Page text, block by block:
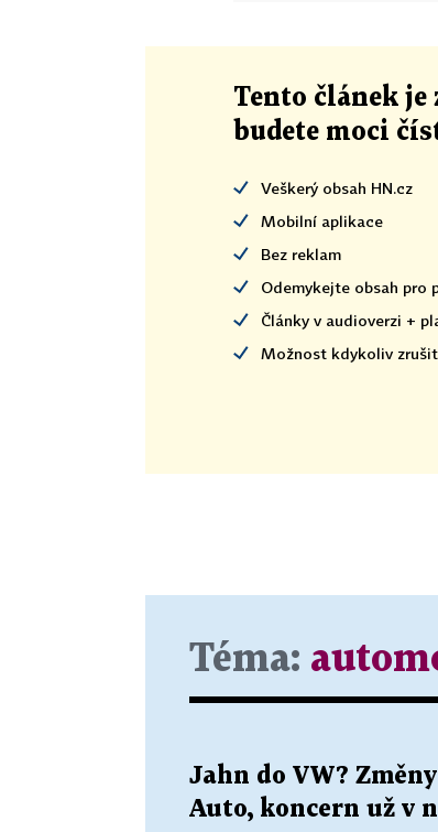
Tento článek je
budete moci
Veškerý obsah HN.cz
Mobilní aplikace
Bez reklam
Odemykejte obsah pro
Články v audioverzi +
Možnost kdykoliv zrušit
Téma:
Jahn do VW?
Auto, koncern už v